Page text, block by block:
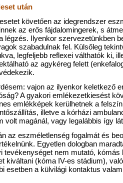
után
követően az idegrendszer
az erős fájdalomingerek, s
légzés. Ilyenkor szervezetünkben
szabadulnak fel. Külsőleg
legfeljebb reflexei válthatók ki,
az agykéreg felett
vajon az ilyenkor keletkező
A gyakori emlékezetkiesést
emlékképek kerülhetnek a
illetve a kórházi
volt magánál, vagy legalábbis így
az eszméletlenség fogalmát és
Egyetlen dologban
tevékenységet nem mutató, kómás
kiváltani (kóma IV-es stádium),
esetben a külvilági kontaktus